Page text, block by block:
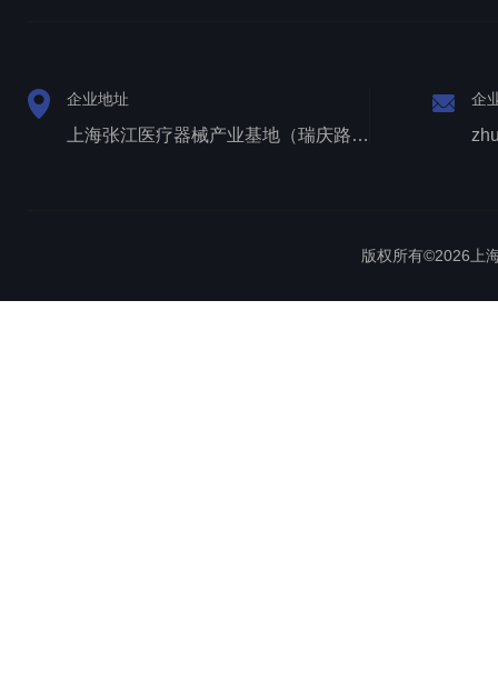
企业地址
上海张江医疗器械产业基地（瑞庆路528号）
企
版权所有©2026